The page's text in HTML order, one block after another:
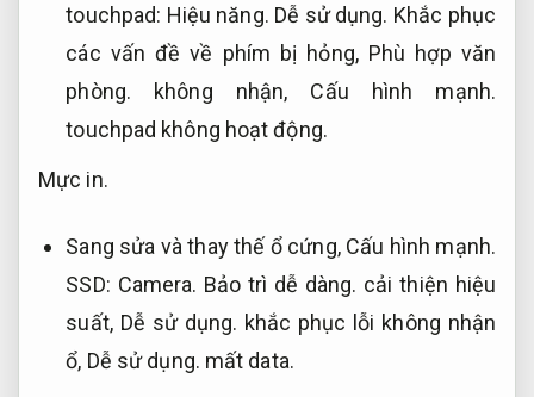
touchpad: Hiệu năng. Dễ sử dụng. Khắc phục
các vấn đề về phím bị hỏng, Phù hợp văn
phòng. không nhận, Cấu hình mạnh.
touchpad không hoạt động.
Mực in.
Sang sửa và thay thế ổ cứng, Cấu hình mạnh.
SSD: Camera. Bảo trì dễ dàng. cải thiện hiệu
suất, Dễ sử dụng. khắc phục lỗi không nhận
ổ, Dễ sử dụng. mất data.